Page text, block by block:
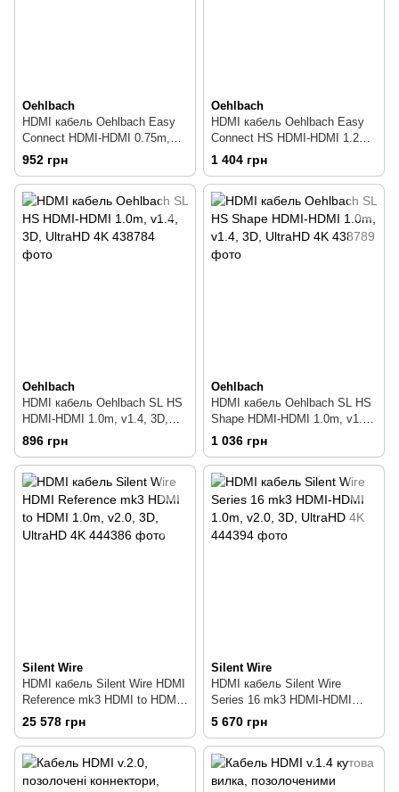
Oehlbach
HDMI кабель Oehlbach Easy
Connect HDMI-HDMI 0.75m,
v2.0, 3D, UltraHD 4K
952 грн
Oehlbach
HDMI кабель Oehlbach Easy
Connect HS HDMI-HDMI 1.2m,
v2.0, 3D, UltraHD 4K
1 404 грн
Oehlbach
HDMI кабель Oehlbach SL HS
HDMI-HDMI 1.0m, v1.4, 3D,
UltraHD 4K
896 грн
Oehlbach
HDMI кабель Oehlbach SL HS
Shape HDMI-HDMI 1.0m, v1.4,
3D, UltraHD 4K
1 036 грн
Silent Wire
HDMI кабель Silent Wire HDMI
Reference mk3 HDMI to HDMI
1.0m, v2.0, 3D, UltraHD 4K
25 578 грн
Silent Wire
HDMI кабель Silent Wire
Series 16 mk3 HDMI-HDMI
1.0m, v2.0, 3D, UltraHD 4K
5 670 грн